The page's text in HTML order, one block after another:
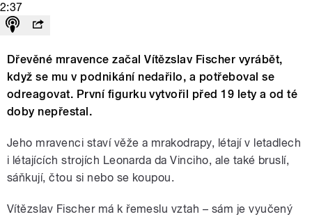
2:37
Dřevěné mravence začal Vítězslav Fischer vyrábět,
když se mu v podnikání nedařilo, a potřeboval se
odreagovat. První figurku vytvořil před 19 lety a od té
doby nepřestal.
Jeho mravenci staví věže a mrakodrapy, létají v letadlech
i létajících strojích Leonarda da Vinciho, ale také bruslí,
sáňkují, čtou si nebo se koupou.
Vítězslav Fischer má k řemeslu vztah – sám je vyučený